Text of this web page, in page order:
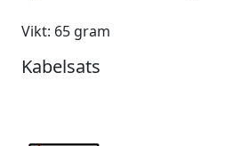
Vikt: 65 gram
Kabelsats